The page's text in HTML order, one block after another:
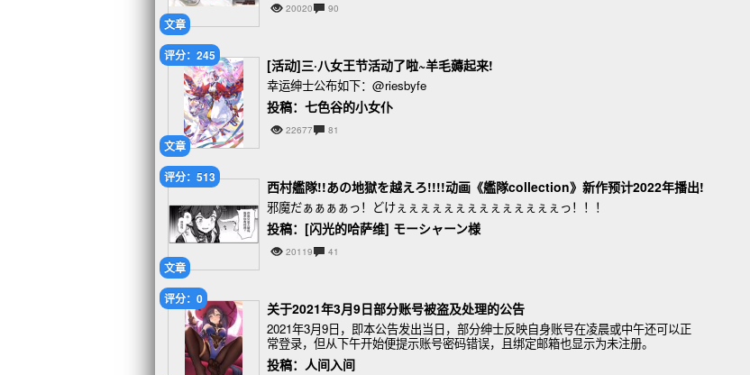
文章
20020 90
文章
评分：245
[活动]三·八女王节活动了啦~羊毛薅起来!
幸运绅士公布如下：@riesbyfe
投稿：七色谷的小女仆
22677 81
文章
评分：513
西村艦隊!!あの地獄を越えろ!!!!动画《艦隊collection》新作预计2022年播出!
邪魔だぁぁぁぁっ！どけぇぇぇぇぇぇぇぇぇぇぇぇぇぇっ！！！
投稿：[闪光的哈萨维] モーシャーン様
20119 41
评分：0
关于2021年3月9日部分账号被盗及处理的公告
2021年3月9日，即本公告发出当日，部分绅士反映自身账号在凌晨或中午还可以正
常登录，但从下午开始便提示账号密码错误，且绑定邮箱也显示为未注册。
投稿：人间入间